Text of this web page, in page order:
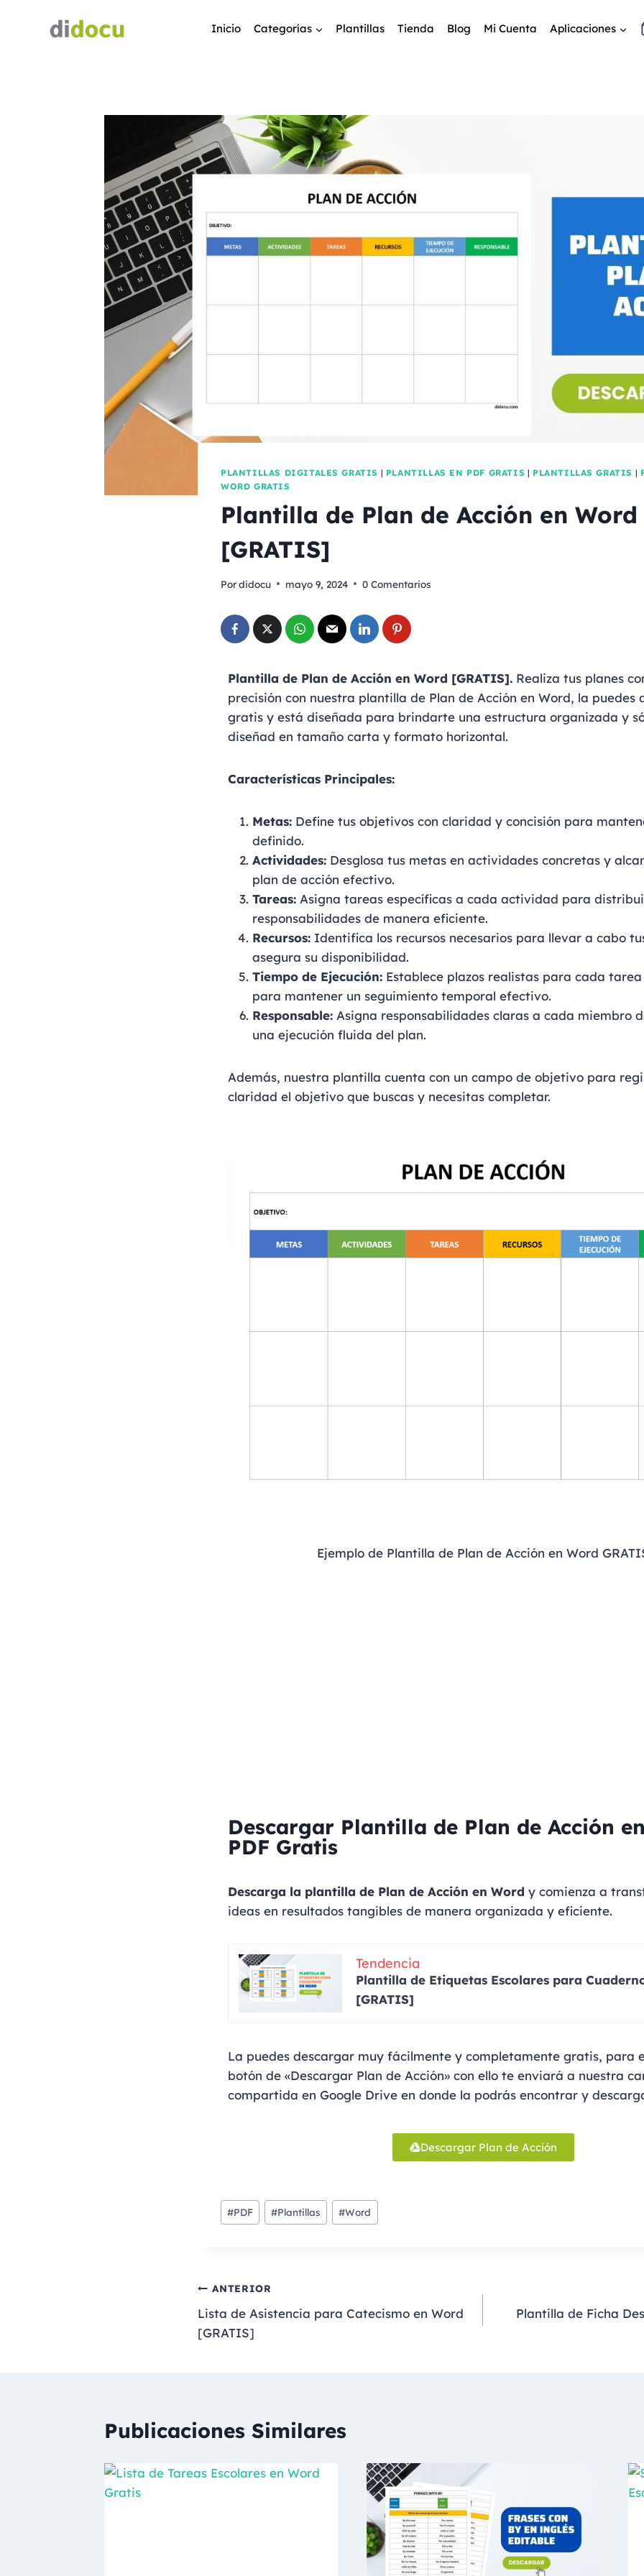
Inicio Categorías Plantillas Tienda Blog Mi Cuenta Aplicaciones
PLANTILLAS DIGITALES GRATIS | PLANTILLAS EN PDF GRATIS | PLANTILLAS GRATIS |
WORD GRATIS
Plantilla de Plan de Acción en Word
[GRATIS]
Pordidocu mayo 9, 2024 0 Comentarios
Plantilla de Plan de Acción en Word [GRATIS]. Realiza tus planes
precisión con nuestra plantilla de Plan de Acción en Word, la puedes
gratis y está diseñada para brindarte una estructura organizada y
diseñad en tamaño carta y formato horizontal.
Características Principales:
Metas: Define tus objetivos con claridad y concisión para
definido.
Actividades: Desglosa tus metas en actividades concretas y
plan de acción efectivo.
Tareas: Asigna tareas específicas a cada actividad para
responsabilidades de manera eficiente.
Recursos: Identifica los recursos necesarios para llevar a cabo
asegura su disponibilidad.
Tiempo de Ejecución: Establece plazos realistas para cada
para mantener un seguimiento temporal efectivo.
Responsable: Asigna responsabilidades claras a cada miembro
una ejecución fluida del plan.
Además, nuestra plantilla cuenta con un campo de objetivo para
claridad el objetivo que buscas y necesitas completar.
Ejemplo de Plantilla de Plan de Acción en Word
Descargar Plantilla de Plan de Acción
PDF Gratis
Descarga la plantilla de Plan de Acción en Word y comienza a
ideas en resultados tangibles de manera organizada y eficiente.
Tendencia
Plantilla de Etiquetas Escolares para
[GRATIS]
La puedes descargar muy fácilmente y completamente gratis, para
botón de «Descargar Plan de Acción» con ello te enviará a nuestra
compartida en Google Drive en donde la podrás encontrar y
Descargar Plan de Acción
#PDF #Plantillas #Word
ANTERIOR
Lista de Asistencia para Catecismo en Word
[GRATIS]
Plantilla de Ficha
Publicaciones Similares